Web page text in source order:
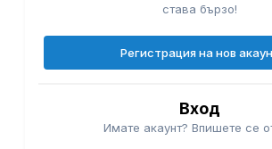
става бързо!
Регистрация на нов
Вход
Имате акаунт? Впишете се